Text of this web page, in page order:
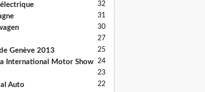
32
31
30
27
Genève 2013 25
International Motor Show 24
23
Auto 22